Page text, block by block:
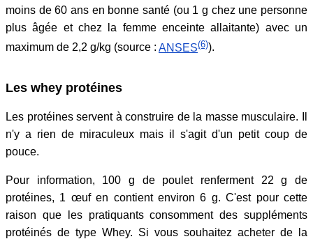
moins de 60 ans en bonne santé (ou 1 g chez une personne
plus âgée et chez la femme enceinte allaitante) avec un
maximum de 2,2 g/kg (source : ANSES(6)).
Les whey protéines
Les protéines servent à construire de la masse musculaire. Il
n'y a rien de miraculeux mais il s'agit d'un petit coup de
pouce.
Pour information, 100 g de poulet renferment 22 g de
protéines, 1 œuf en contient environ 6 g. C'est pour cette
raison que les pratiquants consomment des suppléments
protéinés de type Whey. Si vous souhaitez acheter de la